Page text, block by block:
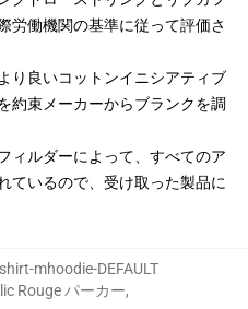
労働機関の基準に従って評価さ
り良いコットンイニシアティブ
約束メーカーからブランクを調
ィルダーによって、すべてのア
ているので、受け取った製品に
mhoodie-DEFAULT
Rouge パーカー,